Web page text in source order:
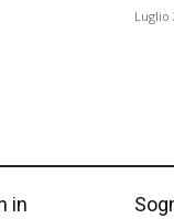
Luglio
in